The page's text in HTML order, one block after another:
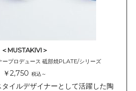
＜MUSTAKIVI＞
ープロデュース 砥部焼PLATE/シリーズ
￥2,750 税込～
イルデザイナーとして活躍した陶